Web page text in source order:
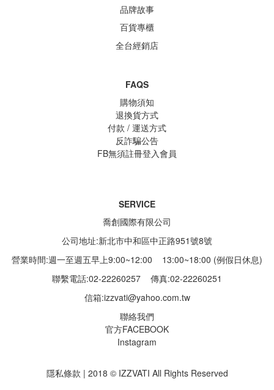
品牌故事
百貨專櫃
全台經銷店
FAQS
購物須知
退換貨方式
付款 / 運送方式
反詐騙公告
FB無須註冊登入會員
SERVICE
喬創國際有限公司
公司地址:新北市中和區中正路951號8號
營業時間:週一至週五早上9:00~12:00 13:00~18:00 (例假日休息)
聯繫電話:02-22260257 傳真:02-22260251
信箱:izzvati@yahoo.com.tw
聯絡我們
官方FACEBOOK
Instagram
隱私條款 | 2018 © IZZVATI All Rights Reserved